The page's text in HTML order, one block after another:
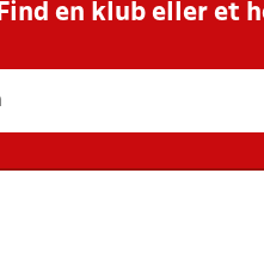
Find en klub eller et